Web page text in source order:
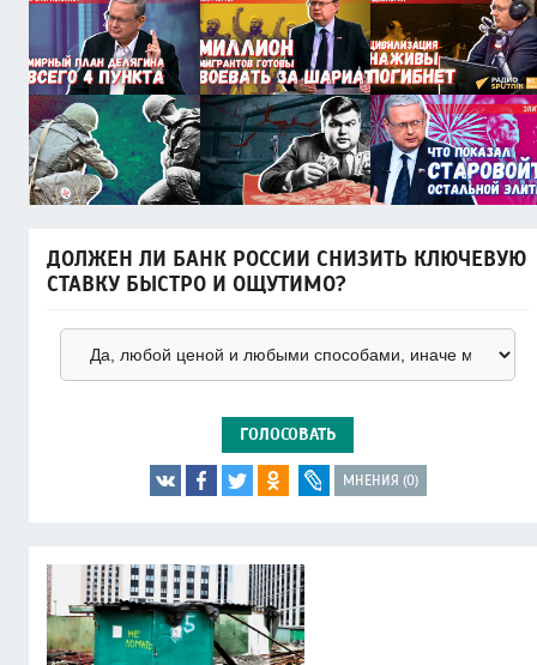
ДОЛЖЕН ЛИ БАНК РОССИИ СНИЗИТЬ КЛЮЧЕВУЮ
СТАВКУ БЫСТРО И ОЩУТИМО?
ГОЛОСОВАТЬ
МНЕНИЯ (0)